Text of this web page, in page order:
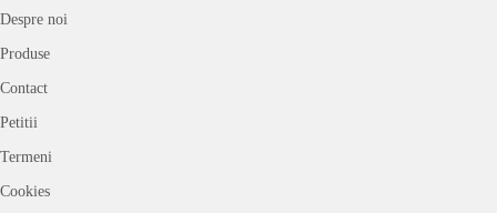
Despre noi
Produse
Contact
Petitii
Termeni
Cookies